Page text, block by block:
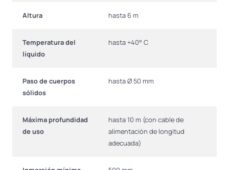
Altura hasta 6 m
Temperatura del
líquido
hasta +40° C
Paso de cuerpos
sólidos
hasta Ø 50 mm
Máxima profundidad
de uso
hasta 10 m (con cable de
alimentación de longitud
adecuada)